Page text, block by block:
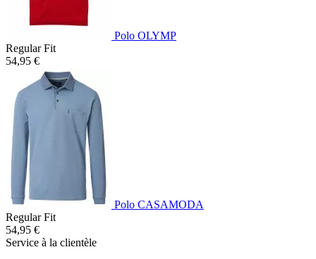
Polo OLYMP
Regular Fit
54,95 €
Polo CASAMODA
Regular Fit
54,95 €
Service à la clientèle